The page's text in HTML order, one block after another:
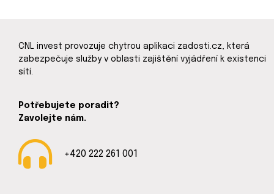
CNL invest provozuje chytrou aplikaci zadosti.cz, která
zabezpečuje služby v oblasti zajištění vyjádření k existenci
sítí.
Potřebujete poradit?
Zavolejte nám.
+420 222 261 001